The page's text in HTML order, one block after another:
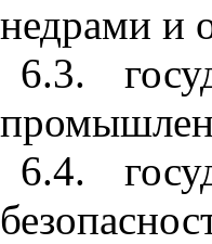
недрами и
6.3.
6.4.